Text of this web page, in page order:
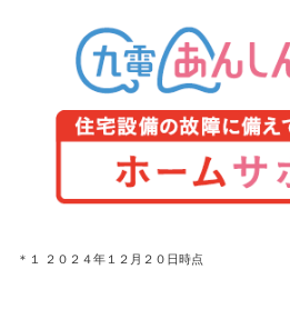
＊１ ２０２４年１２月２０日時点